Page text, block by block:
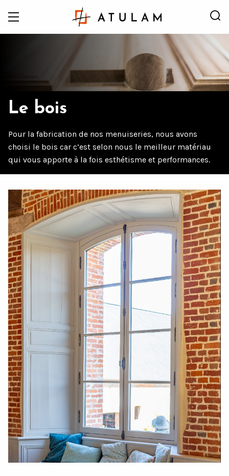
Accueil L'entreprise Le bois
Le bois
Pour la fabrication de nos menuiseries, nous avons
choisi le bois car c’est selon nous le meilleur matériau
qui vous apporte à la fois esthétisme et performances.